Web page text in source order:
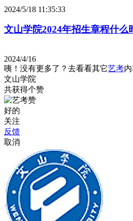
2024/5/18 11:35:33
文山学院2024年招生章程什么
2024/4/16
咦！没有更多了？去看看其它艺考
文山学院
共获得个赞
好的
关注
反馈
取消